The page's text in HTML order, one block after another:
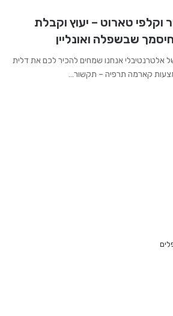
וקלפי טארוט – יעוץ וקבלת
שבשפלה ואונליין
אלטרנטיבלי אנחנו שמחים להכיר לכם את דלית
קארמה תרפיה – תקשור…